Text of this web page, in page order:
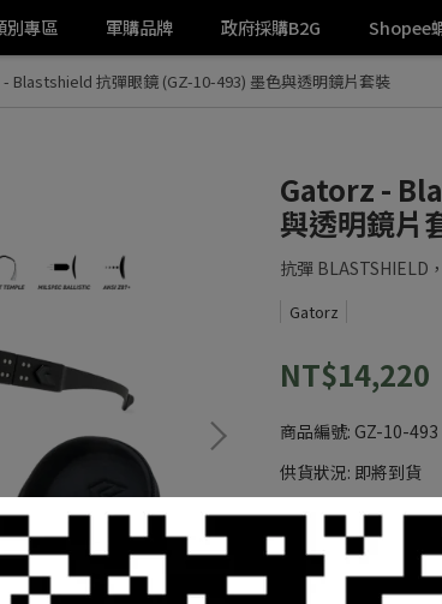
別專區 軍購品牌 政府採購B2G Shopee
Blastshield 抗彈眼鏡 (GZ-10-493) 墨色與透明鏡片套裝
Gatorz -
與透明鏡片
抗彈 BLASTSHIELD
Gatorz
NT$14,220
商品編號: GZ-10-493
供貨狀況: 即將到貨